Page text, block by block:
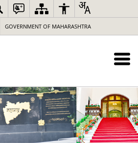
GOVERNMENT OF MAHARASHTRA